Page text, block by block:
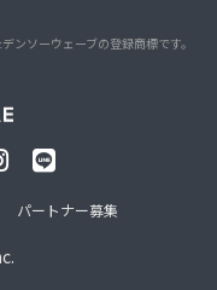
ンソーウェーブの登録商標です。
パートナー募集